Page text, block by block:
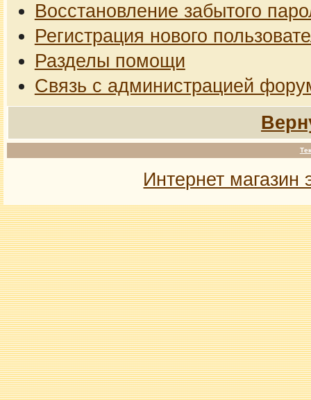
Восстановление забытого
Регистрация нового
Разделы помощи
Связь с администрацией
Интернет